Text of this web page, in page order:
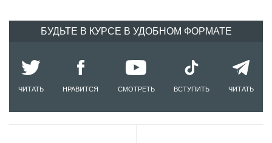
БУДЬТЕ В КУРСЕ В УДОБНОМ ФОРМАТЕ
ЧИТАТЬ НРАВИТСЯ СМОТРЕТЬ ВСТУПИТЬ ЧИТАТЬ